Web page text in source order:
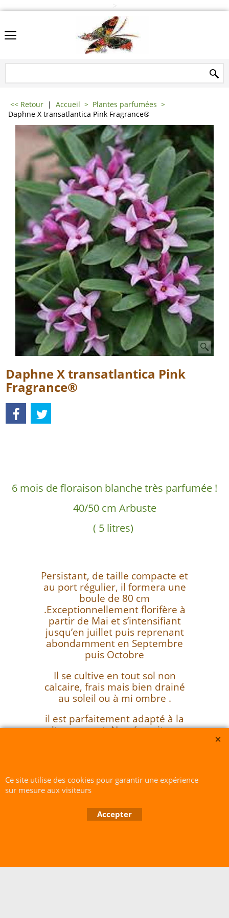
<< Retour | Accueil > Plantes parfumées >
Daphne X transatlantica Pink Fragrance®
Daphne X transatlantica Pink
Fragrance®
6 mois de floraison blanche très parfumée !
40/50 cm Arbuste
( 5 litres)
Persistant, de taille compacte et
au port régulier, il formera une
boule de 80 cm
.Exceptionnellement florifère à
partir de Mai et s’intensifiant
jusqu’en juillet puis reprenant
abondamment en Septembre
puis Octobre
Il se cultive en tout sol non
calcaire, frais mais bien drainé
au soleil ou à mi ombre .
il est parfaitement adapté à la
culture en pot. Ne nécessite pas
418 288 023 00025 RCS : 418-288023 - Quimper Déclaration Cnil :
1664928
Ce site utilise des cookies pour garantir une expérience
sur mesure aux visiteurs
Accepter